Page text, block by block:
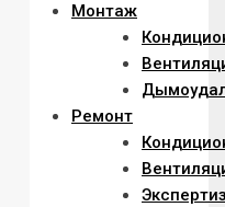
Монтаж
Ремонт